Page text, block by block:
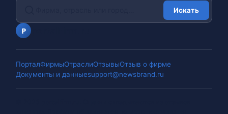
P
Искать
ПорталФирмыОтраслиОтзывыОтзыв о фирме
Документы и данныеsupport@newsbrand.ru